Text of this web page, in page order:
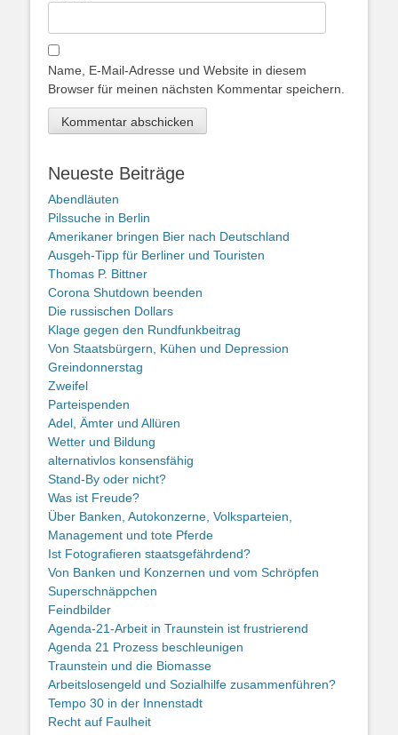
Name, E-Mail-Adresse und Website in diesem
Browser für meinen nächsten Kommentar speichern.
Neueste Beiträge
Abendläuten
Pilssuche in Berlin
Amerikaner bringen Bier nach Deutschland
Ausgeh-Tipp für Berliner und Touristen
Thomas P. Bittner
Corona Shutdown beenden
Die russischen Dollars
Klage gegen den Rundfunkbeitrag
Von Staatsbürgern, Kühen und Depression
Greindonnerstag
Zweifel
Parteispenden
Adel, Ämter und Allüren
Wetter und Bildung
alternativlos konsensfähig
Stand-By oder nicht?
Was ist Freude?
Über Banken, Autokonzerne, Volksparteien,
Management und tote Pferde
Ist Fotografieren staatsgefährdend?
Von Banken und Konzernen und vom Schröpfen
Superschnäppchen
Feindbilder
Agenda-21-Arbeit in Traunstein ist frustrierend
Agenda 21 Prozess beschleunigen
Traunstein und die Biomasse
Arbeitslosengeld und Sozialhilfe zusammenführen?
Tempo 30 in der Innenstadt
Recht auf Faulheit